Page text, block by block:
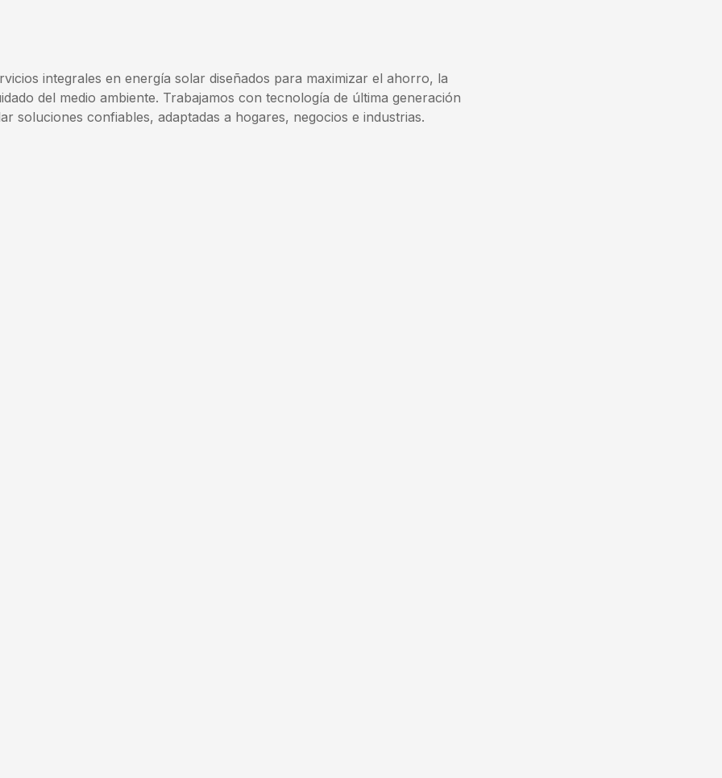
integrales en energía solar diseñados para maximizar el ahorro, la
del medio ambiente. Trabajamos con tecnología de última generación
soluciones confiables, adaptadas a hogares, negocios e industrias.